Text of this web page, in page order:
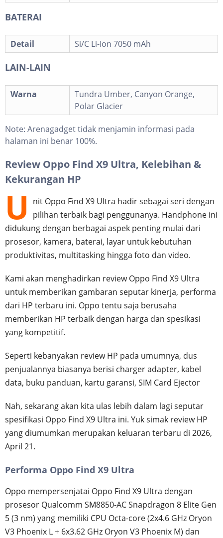
BATERAI
Detail Si/C Li-Ion 7050 mAh
LAIN-LAIN
Warna
Tundra Umber, Canyon Orange,
Polar Glacier
Note: Arenagadget tidak menjamin informasi pada
halaman ini benar 100%.
Review Oppo Find X9 Ultra, Kelebihan &
Kekurangan HP
U
nit Oppo Find X9 Ultra hadir sebagai seri dengan
pilihan terbaik bagi penggunanya. Handphone ini
didukung dengan berbagai aspek penting mulai dari
prosesor, kamera, baterai, layar untuk kebutuhan
produktivitas, multitasking hingga foto dan video.
Kami akan menghadirkan review Oppo Find X9 Ultra
untuk memberikan gambaran seputar kinerja, performa
dari HP terbaru ini. Oppo tentu saja berusaha
memberikan HP terbaik dengan harga dan spesikasi
yang kompetitif.
Seperti kebanyakan review HP pada umumnya, dus
penjualannya biasanya berisi charger adapter, kabel
data, buku panduan, kartu garansi, SIM Card Ejector
Nah, sekarang akan kita ulas lebih dalam lagi seputar
spesifikasi Oppo Find X9 Ultra ini. Yuk simak review HP
yang diumumkan merupakan keluaran terbaru di 2026,
April 21.
Performa Oppo Find X9 Ultra
Oppo mempersenjatai Oppo Find X9 Ultra dengan
prosesor Qualcomm SM8850-AC Snapdragon 8 Elite Gen
5 (3 nm) yang memiliki CPU Octa-core (2x4.6 GHz Oryon
V3 Phoenix L + 6x3.62 GHz Oryon V3 Phoenix M) dan